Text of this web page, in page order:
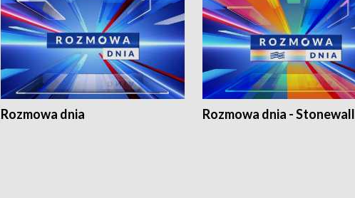
Rozmowa dnia Rozmowa dnia - Stonewall